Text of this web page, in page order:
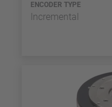
ENCODER TYPE
Incremental